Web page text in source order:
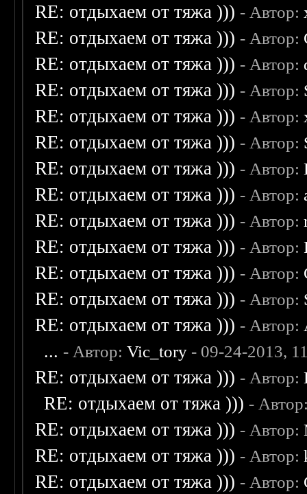
RE: отдыхаем от тяжа ))) - Автор:
RE: отдыхаем от тяжа ))) - Автор:
RE: отдыхаем от тяжа ))) - Автор:
RE: отдыхаем от тяжа ))) - Автор:
RE: отдыхаем от тяжа ))) - Автор:
RE: отдыхаем от тяжа ))) - Автор:
RE: отдыхаем от тяжа ))) - Автор:
RE: отдыхаем от тяжа ))) - Автор:
RE: отдыхаем от тяжа ))) - Автор:
RE: отдыхаем от тяжа ))) - Автор:
RE: отдыхаем от тяжа ))) - Автор:
RE: отдыхаем от тяжа ))) - Автор:
RE: отдыхаем от тяжа ))) - Автор:
... - Автор:Vic_tory - 09-24-2013,
RE: отдыхаем от тяжа ))) - Автор:
RE: отдыхаем от тяжа ))) -
RE: отдыхаем от тяжа ))) - Автор:
RE: отдыхаем от тяжа ))) - Автор:
RE: отдыхаем от тяжа ))) - Автор: